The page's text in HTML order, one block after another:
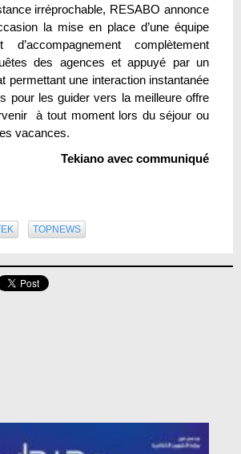
irréprochable, RESABO annonce
la mise en place d’une équipe
d’accompagnement complètement
des agences et appuyé par un
permettant une interaction instantanée
pour les guider vers la meilleure offre
à tout moment lors du séjour ou
vacances.
Tekiano avec communiqué
TOPNEWS